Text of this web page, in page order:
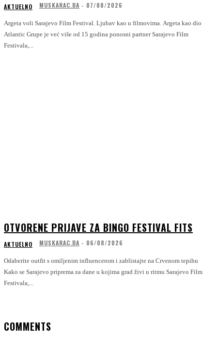
AKTUELNO MUSKARAC.BA - 07/08/2026
Argeta voli Sarajevo Film Festival. Ljubav kao u filmovima. Argeta kao dio
Atlantic Grupe je već više od 15 godina ponosni partner Sarajevo Film
Festivala,...
OTVORENE PRIJAVE ZA BINGO FESTIVAL FITS
AKTUELNO MUSKARAC.BA - 06/08/2026
Odaberite outfit s omiljenim influencerom i zablistajte na Crvenom tepihu
Kako se Sarajevo priprema za dane u kojima grad živi u ritmu Sarajevo Film
Festivala,...
COMMENTS